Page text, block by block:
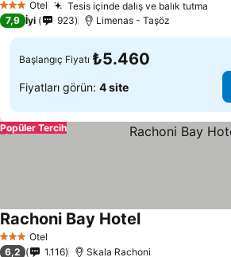
3 YıldızOtel
Tesis içinde dalış ve balık tutma
7,9 İyi 923 Limenas - Taşöz
Başlangıç Fiyatı ₺5.460
Fiyatları görün: 4 site
Popüler Tercih
3 YıldızOtel
Rachoni Bay Hotel
6,2 1.116 Skala Rachoni